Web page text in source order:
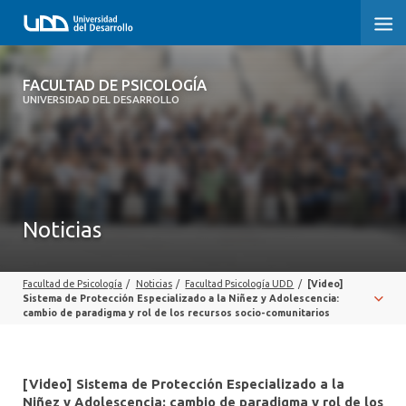
FACULTAD DE PSICOLOGÍA
UNIVERSIDAD DEL DESARROLLO
FACULTAD DE PSICOLOGÍA
POSTGRADOS Y EDUCACIÓN CONTINUA
Noticias
Facultad de Psicología / Noticias / Facultad Psicología UDD /
[Video]
Sistema de Protección Especializado a la Niñez y Adolescencia:
cambio de paradigma y rol de los recursos socio-comunitarios
[Video] Sistema de Protección Especializado a la
Niñez y Adolescencia: cambio de paradigma y rol de los